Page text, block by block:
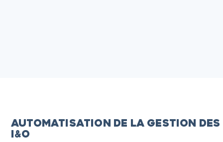
AUTOMATISATION DE LA GESTION DES
I&O